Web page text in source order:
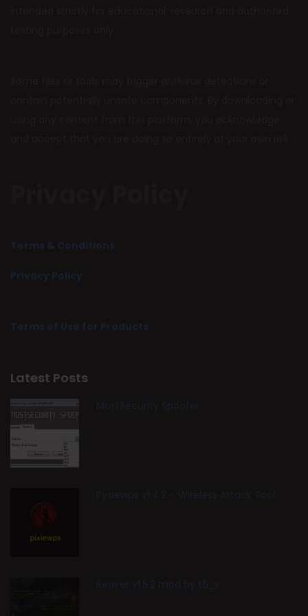
Terms & Conditions
Privacy Policy
Terms of Use for Products
Latest Posts
MostSecurity Spoofer
Pyxiewps v1.4.2 – Wireless Attack Tool
Reaver v1.5.2 mod by t6_x